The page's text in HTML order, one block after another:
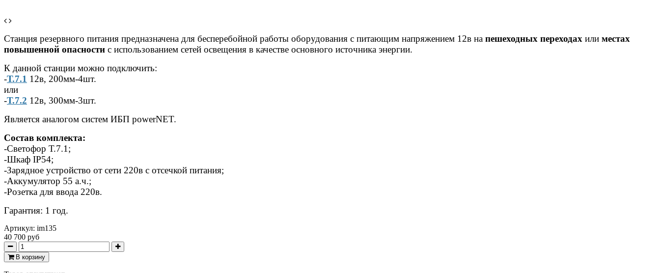
Станция резервного питания предназначена для бесперебойной работы оборудования с питающим напряжением 12в на пешеходных переходах или местах
повышенной опасности с использованием сетей освещения в качестве основного источника энергии.
К данной станции можно подключить:
-Т.7.1 12в, 200мм-4шт.
или
-Т.7.2 12в, 300мм-3шт.
Является аналогом систем ИБП powerNET.
Состав комплекта:
-Светофор Т.7.1;
-Шкаф IP54;
-Зарядное устройство от сети 220в с отсечкой питания;
-Аккумулятор 55 а.ч.;
-Розетка для ввода 220в.
Гарантия: 1 год.
Артикул: im135
40 700 руб
В корзину